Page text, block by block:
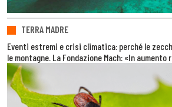
TERRA MADRE
Eventi estremi e crisi climatica: perché le
le montagne. La Fondazione Mach: «In